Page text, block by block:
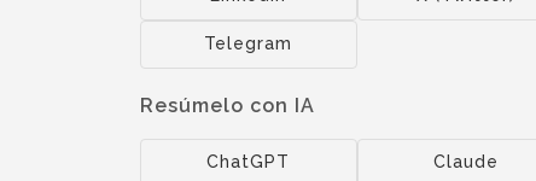
Telegram
Resúmelo con IA
ChatGPT Claude